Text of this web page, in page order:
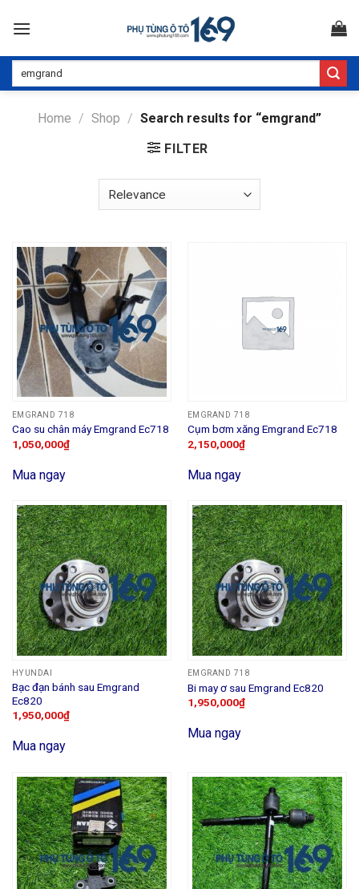
Home / Shop / Search results for “emgrand”
FILTER
EMGRAND 718
Cao su chân máy Emgrand Ec718
1,050,000₫
Mua ngay
EMGRAND 718
Cụm bơm xăng Emgrand Ec718
2,150,000₫
Mua ngay
HYUNDAI
Bạc đạn bánh sau Emgrand
Ec820
1,950,000₫
Mua ngay
EMGRAND 718
Bi may ơ sau Emgrand Ec820
1,950,000₫
Mua ngay